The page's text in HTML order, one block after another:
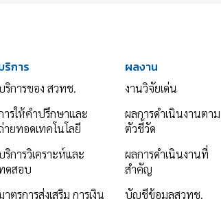
ริการ
ริการของ สวทช.
ารให้คำปรึกษาและ
ายทอดเทคโนโลยี
ริการวิเคราะห์และ
ดสอบ
าตรการส่งเสริม การเงิน
ผลงาน
งานวิจัยเด่น
ผลการดำเนินงานตาม
ตัวชี้วัด
ผลการดำเนินงานที่
สำคัญ
บัญชีข้อมูลสวทช.